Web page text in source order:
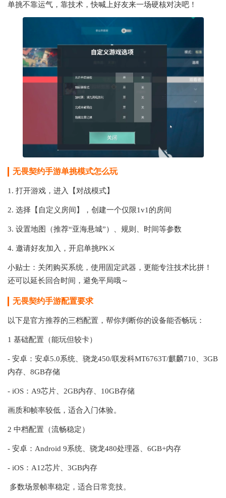
单挑不靠运气，靠技术，快喊上好友来一场硬核对决吧！
无畏契约手游单挑模式怎么玩
1. 打开游戏，进入【对战模式】
2. 选择【自定义房间】，创建一个仅限1v1的房间
3. 设置地图（推荐“亚海悬城”）、规则、时间等参数
4. 邀请好友加入，开启单挑PK⚔
小贴士：关闭购买系统，使用固定武器，更能专注技术比拼！
还可以延长回合时间，避免平局哦～
无畏契约手游配置要求
以下是官方推荐的三档配置，帮你判断你的设备能否畅玩：
1 基础配置（能玩但较卡）
- 安卓：安卓5.0系统、骁龙450/联发科MT6763T/麒麟710、3GB
内存、8GB存储
- iOS：A9芯片、2GB内存、10GB存储
画质和帧率较低，适合入门体验。
2 中档配置（流畅稳定）
- 安卓：Android 9系统、骁龙480处理器、6GB+内存
- iOS：A12芯片、3GB内存
多数场景帧率稳定，适合日常竞技。